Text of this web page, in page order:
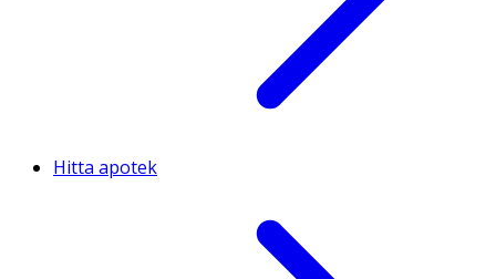
Hitta apotek